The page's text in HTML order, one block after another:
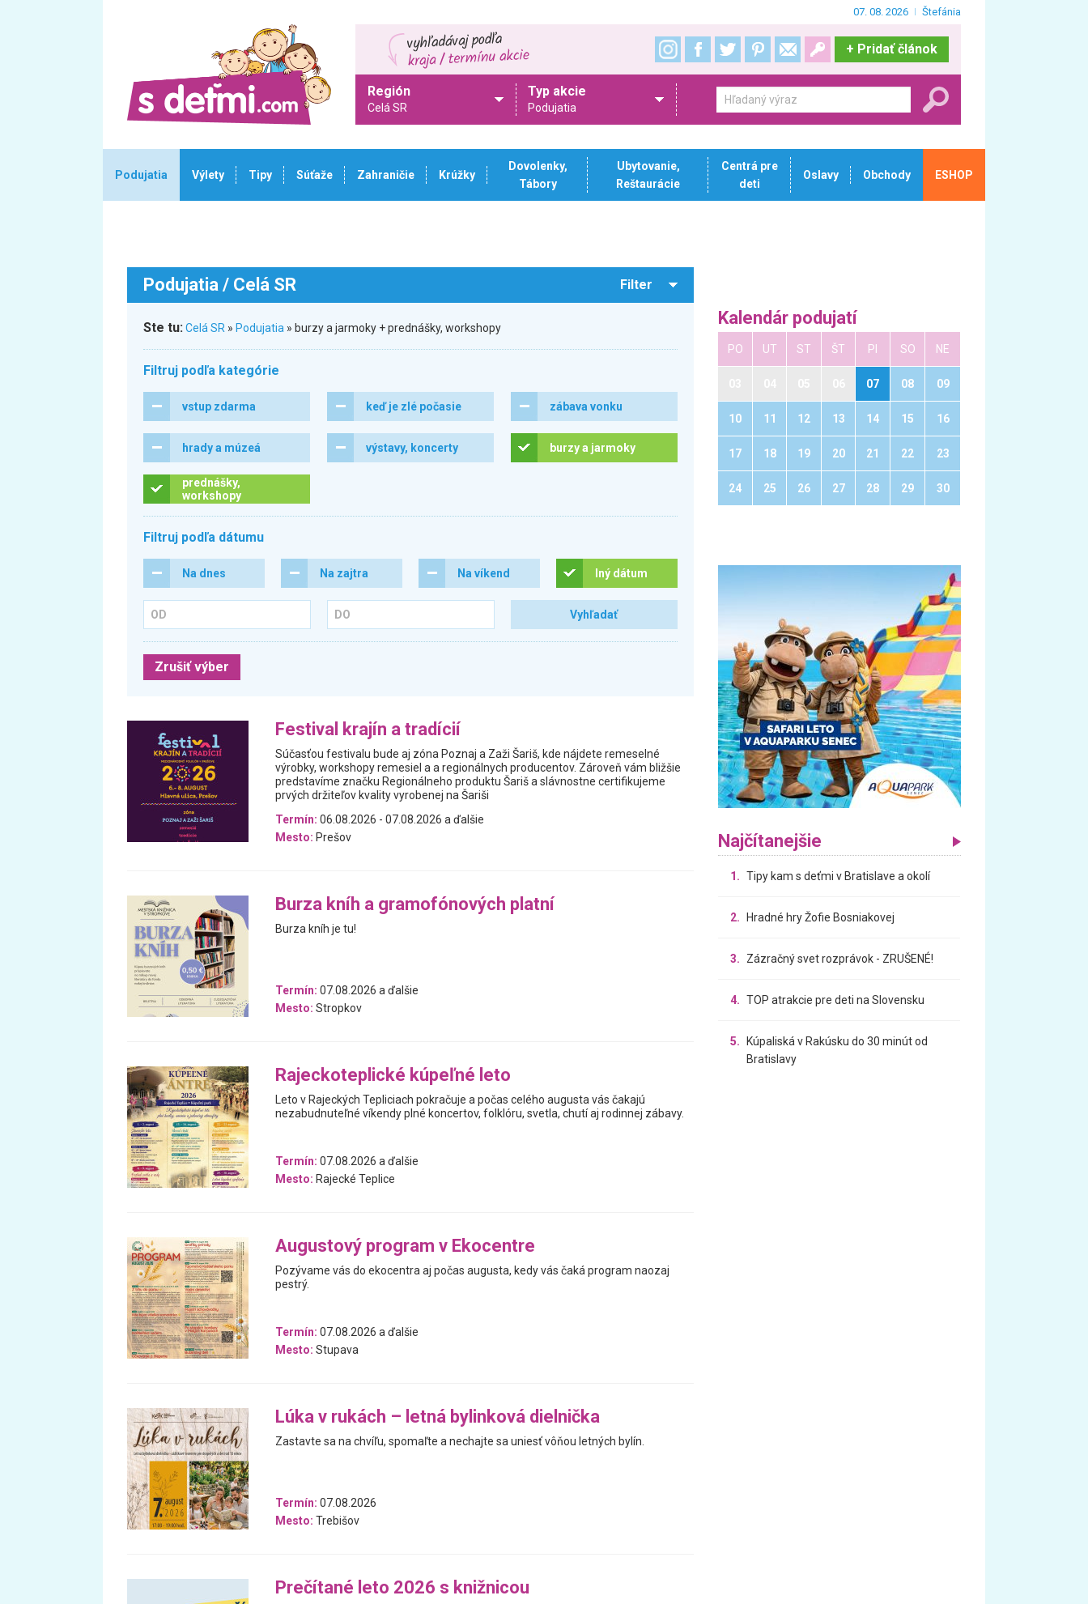
07. 08. 2026 Štefánia
+ Pridať článok
Región
Celá SR
Typ akcie
Podujatia
Podujatia Výlety Tipy Súťaže Zahraničie Krúžky
Dovolenky,
Tábory
Ubytovanie,
Reštaurácie
Centrá pre
deti
Oslavy Obchody ESHOP
Podujatia / Celá SR Filter
Ste tu:Celá SR » Podujatia » burzy a jarmoky + prednášky, workshopy
Filtruj podľa kategórie
vstup zdarma keď je zlé počasie zábava vonku
hrady a múzeá výstavy, koncerty burzy a jarmoky
prednášky,
workshopy
Filtruj podľa dátumu
Na dnes Na zajtra Na víkend Iný dátum
Zrušiť výber
Festival krajín a tradícií
Súčasťou festivalu bude aj zóna Poznaj a Zaži Šariš, kde nájdete remeselné
výrobky, workshopy remesiel a a regionálnych producentov. Zároveň vám bližšie
predstavíme značku Regionálneho produktu Šariš a slávnostne certifikujeme
prvých držiteľov kvality vyrobenej na Šariši
Termín: 06.08.2026 - 07.08.2026 a ďalšie
Mesto: Prešov
Burza kníh a gramofónových platní
Burza kníh je tu!
Termín: 07.08.2026 a ďalšie
Mesto: Stropkov
Rajeckoteplické kúpeľné leto
Leto v Rajeckých Tepliciach pokračuje a počas celého augusta vás čakajú
nezabudnuteľné víkendy plné koncertov, folklóru, svetla, chutí aj rodinnej zábavy.
Termín: 07.08.2026 a ďalšie
Mesto: Rajecké Teplice
Augustový program v Ekocentre
Pozývame vás do ekocentra aj počas augusta, kedy vás čaká program naozaj
pestrý.
Termín: 07.08.2026 a ďalšie
Mesto: Stupava
Lúka v rukách – letná bylinková dielnička
Zastavte sa na chvíľu, spomaľte a nechajte sa uniesť vôňou letných bylín.
Termín: 07.08.2026
Mesto: Trebišov
Prečítané leto 2026 s knižnicou
Kalendár podujatí
PO UT ST ŠT PI SO NE
07 08 09
10 11 12 13 14 15 16
17 18 19 20 21 22 23
24 25 26 27 28 29 30
Najčítanejšie
1. Tipy kam s deťmi v Bratislave a okolí
2. Hradné hry Žofie Bosniakovej
3. Zázračný svet rozprávok - ZRUŠENÉ!
4. TOP atrakcie pre deti na Slovensku
5.
Kúpaliská v Rakúsku do 30 minút od
Bratislavy